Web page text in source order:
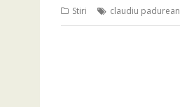
Stiri claudiu padurean